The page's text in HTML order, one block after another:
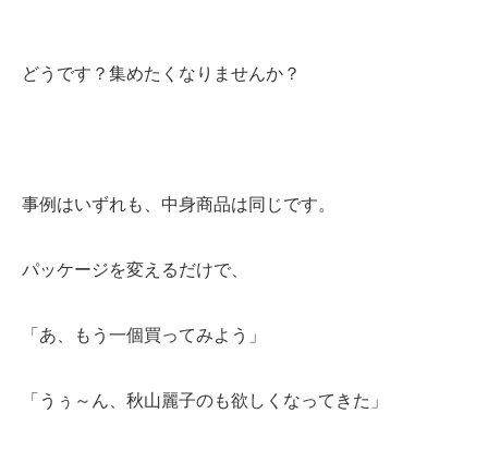
どうです？集めたくなりませんか？
事例はいずれも、中身商品は同じです。
パッケージを変えるだけで、
「あ、もう一個買ってみよう」
「うぅ～ん、秋山麗子のも欲しくなってきた」